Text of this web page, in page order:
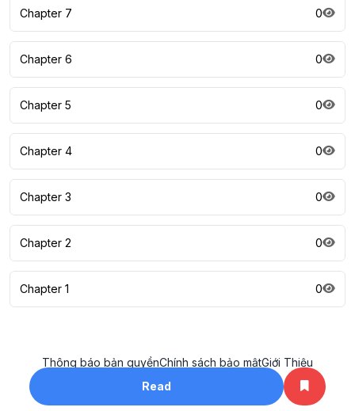
Read
Chapter 7 0
Chapter 6 0
Chapter 5 0
Chapter 4 0
Chapter 3 0
Chapter 2 0
Chapter 1 0
Thông báo bản quyềnChính sách bảo mậtGiới Thiệu
All rights reserved. ©2023